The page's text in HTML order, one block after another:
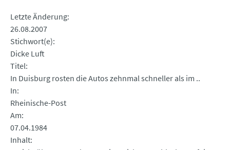
Letzte Änderung
26.08.2007
Stichwort(e)
Dicke Luft
Titel
In Duisburg rosten die Autos zehnmal schneller als im ..
In
Rheinische-Post
Am
07.04.1984
Inhalt